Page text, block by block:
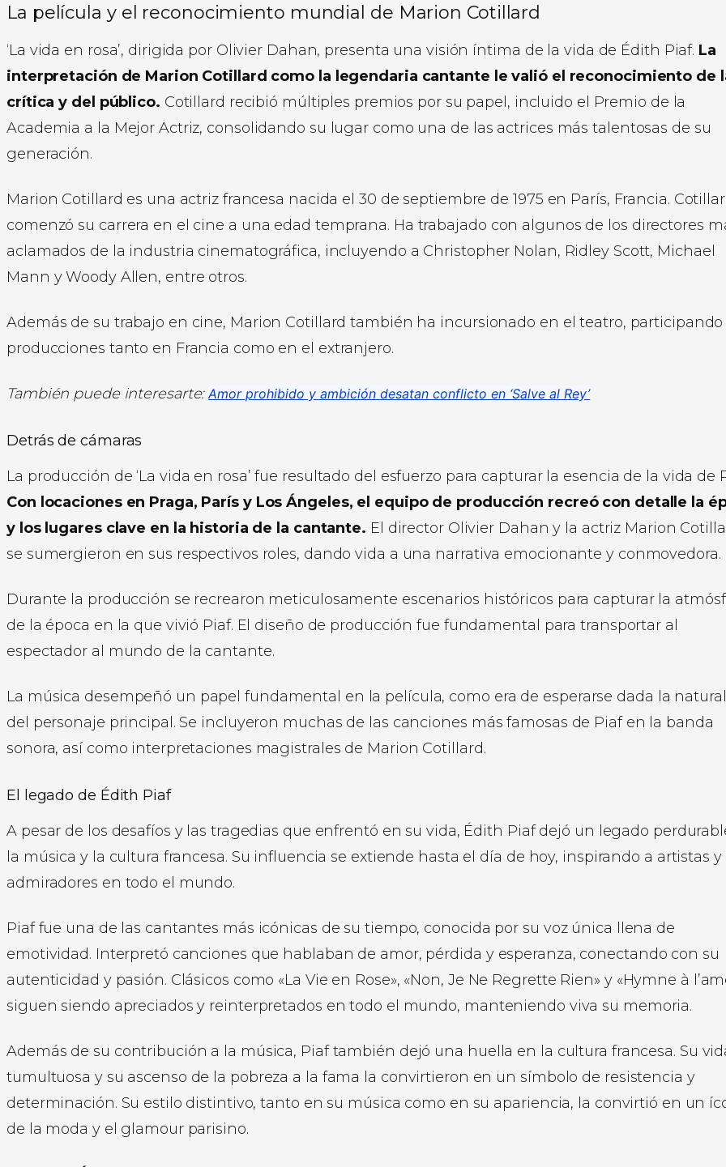
La película y el reconocimiento mundial de Marion Cotillard
‘La vida en rosa’, dirigida por Olivier Dahan, presenta una visión íntima de la vida de Édith Piaf. La
interpretación de Marion Cotillard como la legendaria cantante le valió el reconocimiento de
crítica y del público. Cotillard recibió múltiples premios por su papel, incluido el Premio de la
Academia a la Mejor Actriz, consolidando su lugar como una de las actrices más talentosas de su
generación.
Marion Cotillard es una actriz francesa nacida el 30 de septiembre de 1975 en París, Francia.
comenzó su carrera en el cine a una edad temprana. Ha trabajado con algunos de los directores
aclamados de la industria cinematográfica, incluyendo a Christopher Nolan, Ridley Scott, Michael
Mann y Woody Allen, entre otros.
Además de su trabajo en cine, Marion Cotillard también ha incursionado en el teatro, participando
producciones tanto en Francia como en el extranjero.
También puede interesarte:Amor prohibido y ambición desatan conflicto en ‘Salve al Rey’
Detrás de cámaras
La producción de ‘La vida en rosa’ fue resultado del esfuerzo para capturar la esencia de la vida de
Con locaciones en Praga, París y Los Ángeles, el equipo de producción recreó con detalle la
y los lugares clave en la historia de la cantante. El director Olivier Dahan y la actriz Marion
se sumergieron en sus respectivos roles, dando vida a una narrativa emocionante y conmovedora.
Durante la producción se recrearon meticulosamente escenarios históricos para capturar la
de la época en la que vivió Piaf. El diseño de producción fue fundamental para transportar al
espectador al mundo de la cantante.
La música desempeñó un papel fundamental en la película, como era de esperarse dada la
del personaje principal. Se incluyeron muchas de las canciones más famosas de Piaf en la banda
sonora, así como interpretaciones magistrales de Marion Cotillard.
El legado de Édith Piaf
A pesar de los desafíos y las tragedias que enfrentó en su vida, Édith Piaf dejó un legado
la música y la cultura francesa. Su influencia se extiende hasta el día de hoy, inspirando a artistas y
admiradores en todo el mundo.
Piaf fue una de las cantantes más icónicas de su tiempo, conocida por su voz única llena de
emotividad. Interpretó canciones que hablaban de amor, pérdida y esperanza, conectando con su
autenticidad y pasión. Clásicos como «La Vie en Rose», «Non, Je Ne Regrette Rien» y «Hymne à
siguen siendo apreciados y reinterpretados en todo el mundo, manteniendo viva su memoria.
Además de su contribución a la música, Piaf también dejó una huella en la cultura francesa. Su
tumultuosa y su ascenso de la pobreza a la fama la convirtieron en un símbolo de resistencia y
determinación. Su estilo distintivo, tanto en su música como en su apariencia, la convirtió en un
de la moda y el glamour parisino.